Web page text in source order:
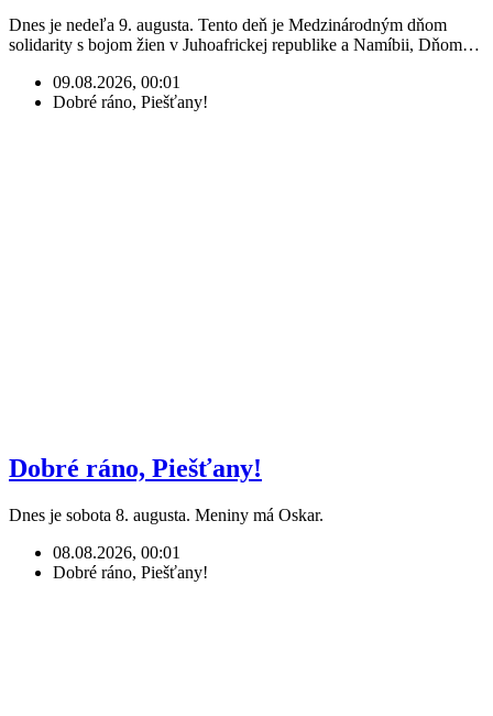
Dnes je nedeľa 9. augusta. Tento deň je Medzinárodným dňom
solidarity s bojom žien v Juhoafrickej republike a Namíbii, Dňom…
09.08.2026, 00:01
Dobré ráno, Piešťany!
Dobré ráno, Piešťany!
Dnes je sobota 8. augusta. Meniny má Oskar.
08.08.2026, 00:01
Dobré ráno, Piešťany!